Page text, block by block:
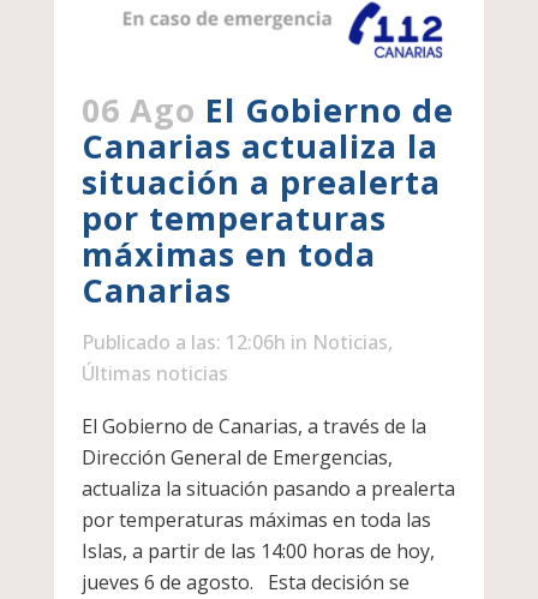
06 Ago El Gobierno de
Canarias actualiza la
situación a prealerta
por temperaturas
máximas en toda
Canarias
Publicado a las: 12:06h in Noticias,
Últimas noticias
El Gobierno de Canarias, a través de la
Dirección General de Emergencias,
actualiza la situación pasando a prealerta
por temperaturas máximas en toda las
Islas, a partir de las 14:00 horas de hoy,
jueves 6 de agosto. Esta decisión se